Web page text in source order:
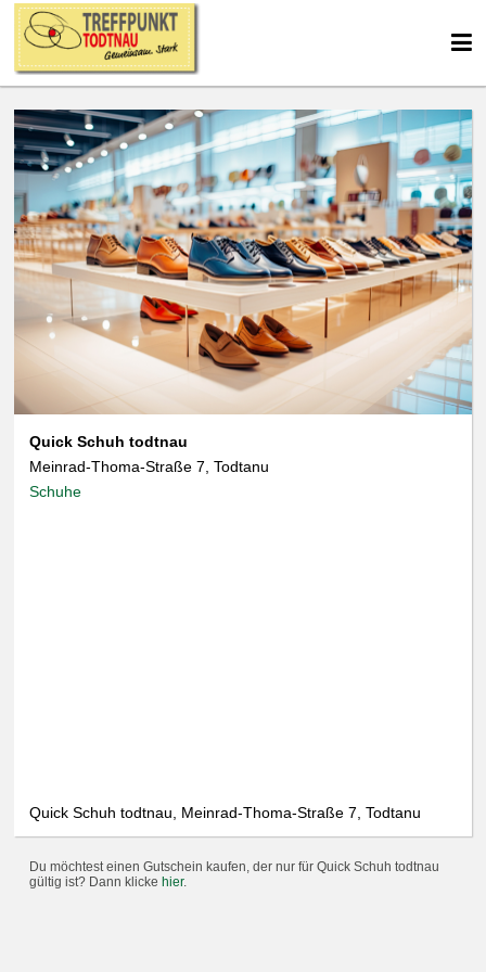
Quick Schuh todtnau
Meinrad-Thoma-Straße 7, Todtanu
Schuhe
Quick Schuh todtnau, Meinrad-Thoma-Straße 7, Todtanu
Du möchtest einen Gutschein kaufen, der nur für Quick Schuh todtnau
gültig ist? Dann klicke hier.